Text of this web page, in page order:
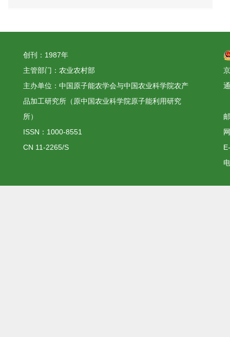
创刊：1987年
主管部门：农业农村部
主办单位：中国原子能农学会与中国农业科学院农产
品加工研究所（原中国农业科学院原子能利用研究
所）
ISSN：1000-8551
CN 11-2265/S